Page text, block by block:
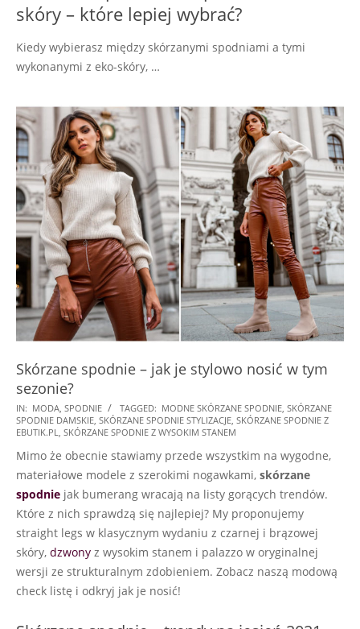
skóry – które lepiej wybrać?
Kiedy wybierasz między skórzanymi spodniami a tymi
wykonanymi z eko-skóry, …
Skórzane spodnie – jak je stylowo nosić w tym
sezonie?
2021-
09-
IN: MODA SPODNIE TAGGED: MODNE SKÓRZANE SPODNIE SKÓRZANE
SPODNIE DAMSKIE SKÓRZANE SPODNIE STYLIZACJE SKÓRZANE SPODNIE Z
EBUTIK.PL
SKÓRZANE SPODNIE Z WYSOKIM STANEM
Mimo że obecnie stawiamy przede wszystkim na wygodne,
materiałowe modele z szerokimi nogawkami, skórzane
spodnie jak bumerang wracają na listy gorących trendów.
Które z nich sprawdzą się najlepiej? My proponujemy
straight legs w klasycznym wydaniu z czarnej i brązowej
skóry, dzwony z wysokim stanem i palazzo w oryginalnej
wersji ze strukturalnym zdobieniem. Zobacz naszą modową
check listę i odkryj jak je nosić!